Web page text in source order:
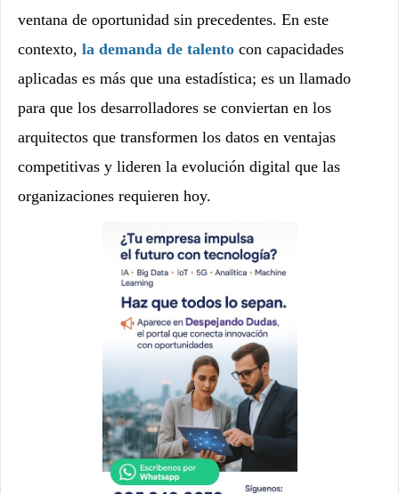
ventana de oportunidad sin precedentes. En este
contexto, la demanda de talento con capacidades
aplicadas es más que una estadística; es un llamado
para que los desarrolladores se conviertan en los
arquitectos que transformen los datos en ventajas
competitivas y lideren la evolución digital que las
organizaciones requieren hoy.